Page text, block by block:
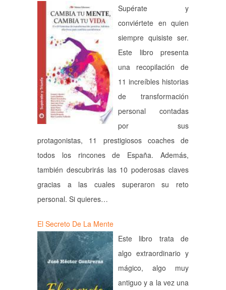
Supérate y
conviértete en quien
siempre quisiste ser.
Este libro presenta
una recopilación de
11 increíbles historias
de transformación
personal contadas
por sus
protagonistas, 11 prestigiosos coaches de
todos los rincones de España. Además,
también descubrirás las 10 poderosas claves
gracias a las cuales superaron su reto
personal. Si quieres…
El Secreto De La Mente
Este libro trata de
algo extraordinario y
mágico, algo muy
antiguo y a la vez una